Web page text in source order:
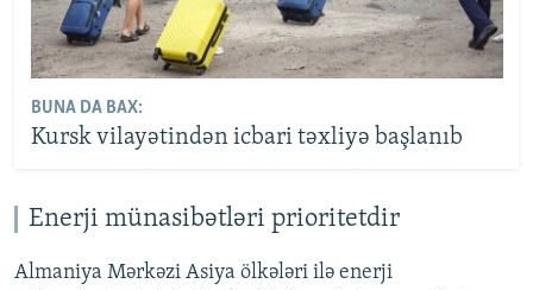
BUNA DA BAX:
Kursk vilayətindən icbari təxliyə başlanıb
Enerji münasibətləri prioritetdir
Almaniya Mərkəzi Asiya ölkələri ilə enerji